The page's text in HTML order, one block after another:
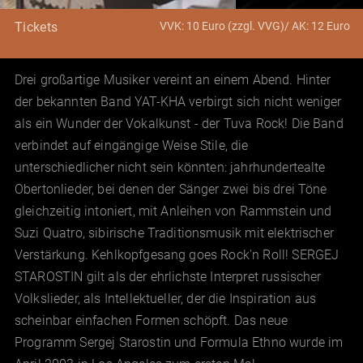
Tickets VVK: 10 Euro (zzgl. VVG)/ AK: 12 Euro
Drei großartige Musiker vereint an einem Abend. Hinter
der bekannten Band YAT-KHA verbirgt sich nicht weniger
als ein Wunder der Vokalkunst - der Tuva Rock! Die Band
verbindet auf eingängige Weise Stile, die
unterschiedlicher nicht sein könnten: jahrhundertealte
Obertonlieder, bei denen der Sänger zwei bis drei Töne
gleichzeitig intoniert, mit Anleihen von Rammstein und
Suzi Quatro, sibirische Traditionsmusik mit elektrischer
Verstärkung. Kehlkopfgesang goes Rock'n Roll! SERGEJ
STAROSTIN gilt als der ehrlichste Interpret russischer
Volkslieder, als Intellektueller, der die Inspiration aus
scheinbar einfachen Formen schöpft. Das neue
Programm Sergej Starostin und Formula Ethno wurde im